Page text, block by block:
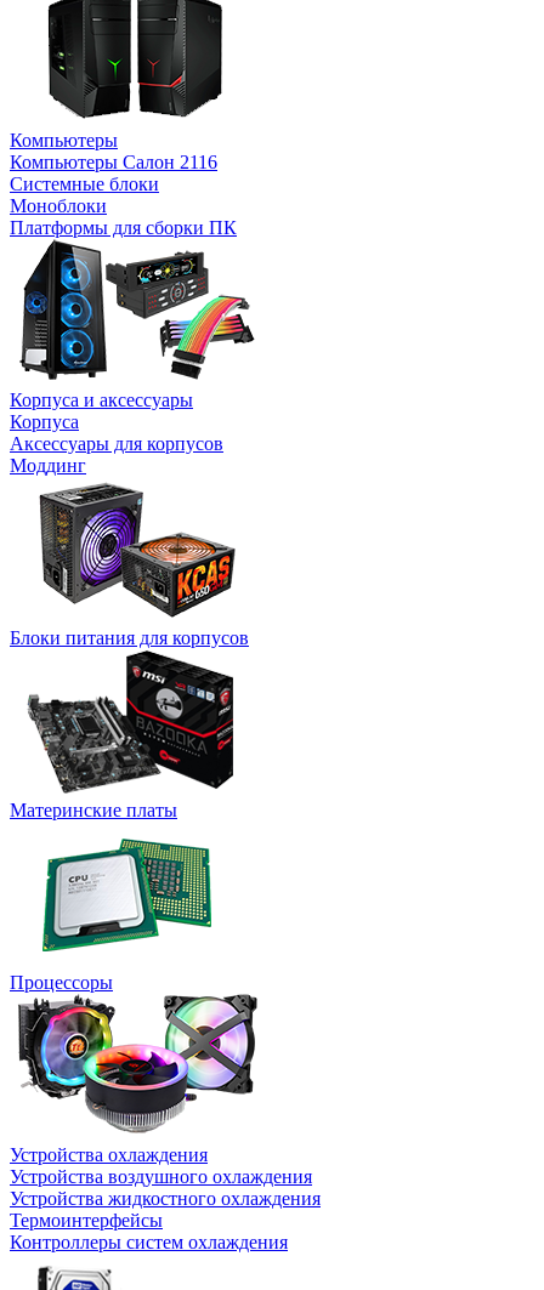
Компьютеры
Компьютеры Салон 2116
Системные блоки
Моноблоки
Платформы для сборки ПК
Корпуса и аксессуары
Корпуса
Аксессуары для корпусов
Моддинг
Блоки питания для корпусов
Материнские платы
Процессоры
Устройства охлаждения
Устройства воздушного охлаждения
Устройства жидкостного охлаждения
Термоинтерфейсы
Контроллеры систем охлаждения